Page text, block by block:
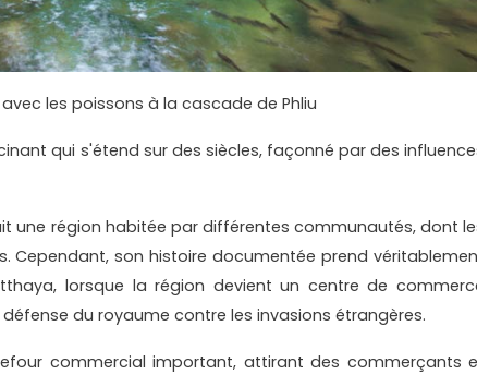
les poissons à la cascade de Phliu
qui s'étend sur des siècles, façonné par des
une région habitée par différentes communautés, dont
Cependant, son histoire documentée prend
lorsque la région devient un centre de
du royaume contre les invasions étrangères.
commercial important, attirant des commerçants